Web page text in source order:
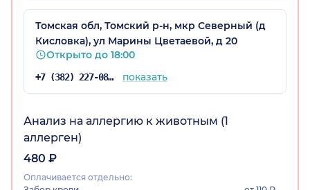
Томская обл, Томский р-н, мкр Северный (д
Кисловка), ул Марины Цветаевой, д 20
Открыто до 18:00
+7 (382) 227-08-64 показать
Анализ на аллергию к животным (1
аллерген)
480 ₽
Оплачивается отдельно: